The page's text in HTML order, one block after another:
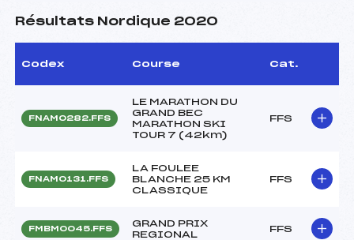
Résultats Nordique 2020
Codex Course Cat.
FNAM0282.FFS
LE MARATHON DU
GRAND BEC
MARATHON SKI
TOUR 7 (42km)
FFS
FNAM0131.FFS
LA FOULEE
BLANCHE 25 KM
CLASSIQUE
FFS
FMBM0045.FFS
GRAND PRIX
REGIONAL
FFS